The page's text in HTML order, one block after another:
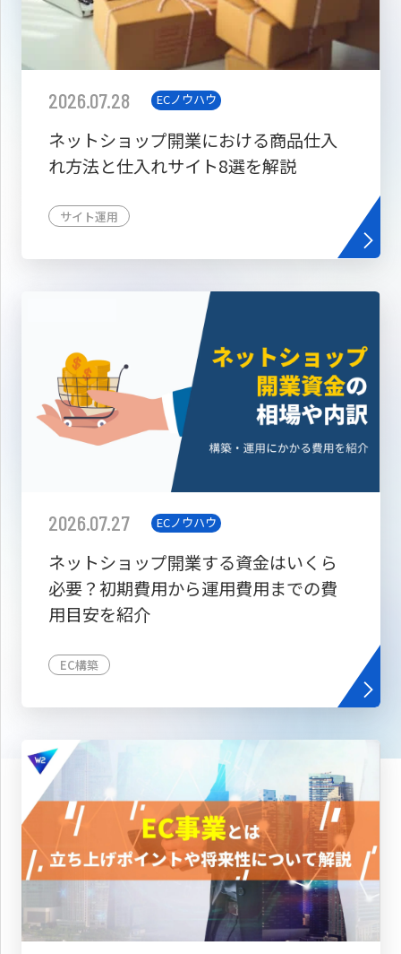
2026.07.28 ECノウハウ
ネットショップ開業における商品仕入
れ方法と仕入れサイト8選を解説
サイト運用
2026.07.27 ECノウハウ
ネットショップ開業する資金はいくら
必要？初期費用から運用費用までの費
用目安を紹介
EC構築